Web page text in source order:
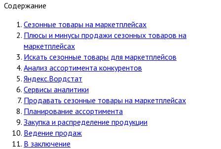
Содержание
Сезонные товары на маркетплейсах
Плюсы и минусы продажи сезонных товаров на
маркетплейсах
Искать сезонные товары для маркетплейсов
Анализ ассортимента конкурентов
Яндекс.Вордстат
Сервисы аналитики
Продавать сезонные товары на маркетплейсах
Планирование ассортимента
Закупка и распределение продукции
Ведение продаж
В заключение